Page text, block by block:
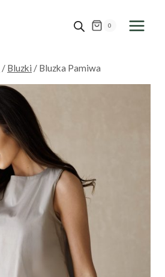
0
/ Bluzki / Bluzka Pamiwa